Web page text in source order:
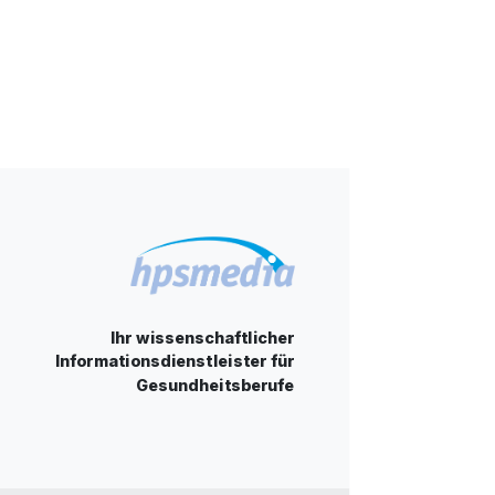
Ihr wissenschaftlicher
Informationsdienstleister für
Gesundheitsberufe